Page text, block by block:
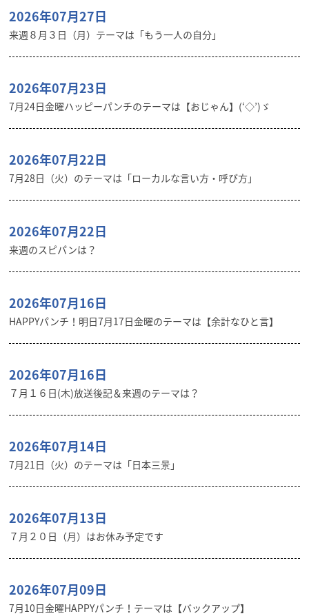
2026年07月27日
来週８月３日（月）テーマは「もう一人の自分」
2026年07月23日
7月24日金曜ハッピーパンチのテーマは【おじゃん】(‘◇’)ゞ
2026年07月22日
7月28日（火）のテーマは「ローカルな言い方・呼び方」
2026年07月22日
来週のスピパンは？
2026年07月16日
HAPPYパンチ！明日7月17日金曜のテーマは【余計なひと言】
2026年07月16日
７月１６日(木)放送後記＆来週のテーマは？
2026年07月14日
7月21日（火）のテーマは「日本三景」
2026年07月13日
７月２０日（月）はお休み予定です
2026年07月09日
7月10日金曜HAPPYパンチ！テーマは【バックアップ】